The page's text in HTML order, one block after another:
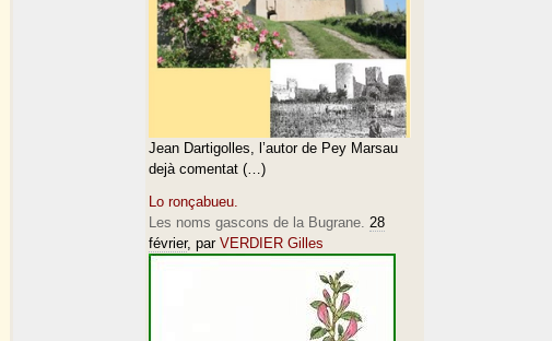
Jean Dartigolles, l’autor de Pey Marsau
dejà comentat (…)
Lo ronçabueu.
Les noms gascons de la Bugrane. 28
février, par VERDIER Gilles